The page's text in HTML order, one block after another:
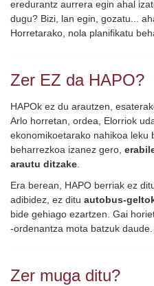
eredurantz aurrera egin ahal
dugu? Bizi, lan egin, gozatu...
Horretarako, nola planifikatu
Zer EZ da HAPO?
HAPOk ez du arautzen,
Arlo horretan, ordea, Elorriok
ekonomikoetarako nahikoa leku
beharrezkoa izanez gero,
arautu ditzake.
Era berean, HAPO berriak ez
adibidez, ez ditu autobus-
bide gehiago ezartzen. Gai
-ordenantza mota batzuk daude.
Zer muga ditu?